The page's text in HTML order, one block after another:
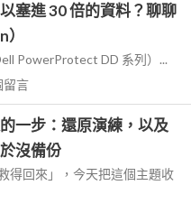
塞進 30 倍的資料？聊聊
PowerProtect DD 系列）...
留言
一步：還原演練，以及
沒備份
得回來」，今天把這個主題收